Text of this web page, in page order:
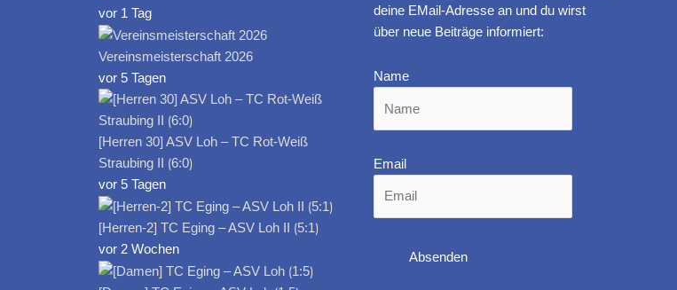
vor 1 Tag
Vereinsmeisterschaft 2026
vor 5 Tagen
[Herren 30] ASV Loh – TC Rot-Weiß
Straubing II ⟮6:0⟯
vor 5 Tagen
[Herren-2] TC Eging – ASV Loh II ⟮5:1⟯
vor 2 Wochen
deine EMail-Adresse an und du wirst
über neue Beiträge informiert:
Name
Email